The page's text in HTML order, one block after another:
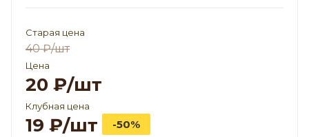
Старая цена
40₽/шт
Цена
20 ₽/шт
Клубная цена
19 ₽/шт -50%